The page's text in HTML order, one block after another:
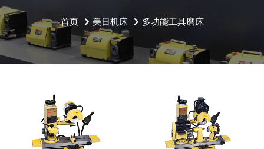
首页 美日机床 多功能工具磨床